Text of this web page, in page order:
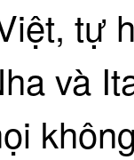
tự
và